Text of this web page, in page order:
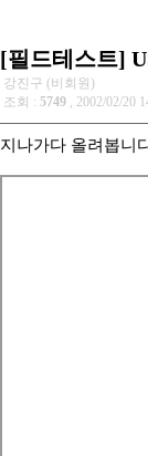
[필드테스트]
강진구 (비회원)
조회 : 5749 , 2002/02/20
지나가다 올려봅니